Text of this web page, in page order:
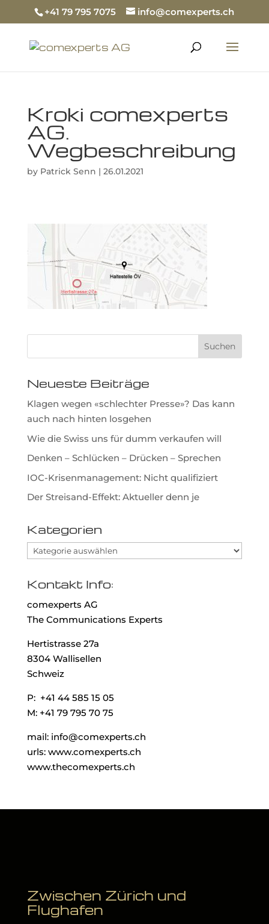
+41 79 795 7075 info@comexperts.ch
Kroki comexperts
AG.
Wegbeschreibung
by Patrick Senn | 26.01.2021
Neueste Beiträge
Klagen wegen «schlechter Presse»? Das kann
auch nach hinten losgehen
Wie die Swiss uns für dumm verkaufen will
Denken – Schlücken – Drücken – Sprechen
IOC-Krisenmanagement: Nicht qualifiziert
Der Streisand-Effekt: Aktueller denn je
Kategorien
Kategorien
Kontakt Info:
comexperts AG
The Communications Experts
Hertistrasse 27a
8304 Wallisellen
Schweiz
P: +41 44 585 15 05
M: +41 79 795 70 75
mail: info@comexperts.ch
urls: www.comexperts.ch
www.thecomexperts.ch
Zwischen Zürich und
Flughafen